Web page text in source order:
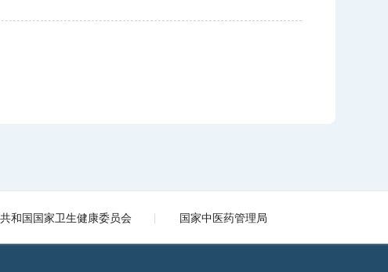
和国国家卫生健康委员会 国家中医药管理局